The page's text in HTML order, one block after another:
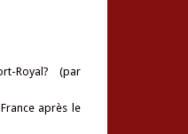
Royal? (par
après le